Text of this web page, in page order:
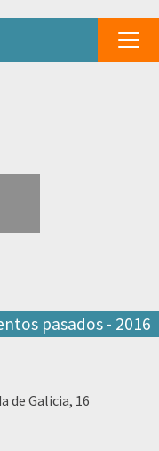
pasados - 2016
de Galicia, 16